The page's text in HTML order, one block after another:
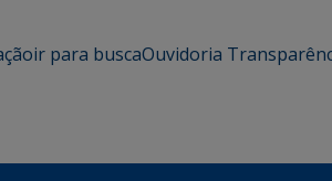
ir para buscaOuvidoria